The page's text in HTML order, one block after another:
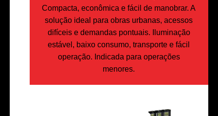
Compacta, econômica e fácil de manobrar. A
solução ideal para obras urbanas, acessos
difíceis e demandas pontuais. Iluminação
estável, baixo consumo, transporte e fácil
operação. Indicada para operações
menores.